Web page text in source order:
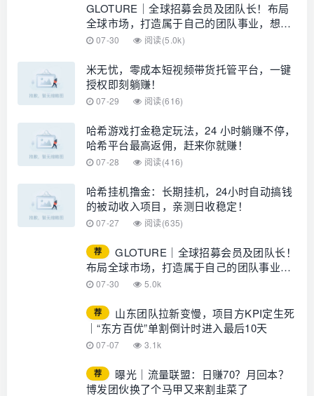
GLOTURE｜全球招募会员及团队长！布局
全球市场，打造属于自己的团队事业，想增
加收入？想打造团队？加入 GLOTURE！
07-30 阅读(5.0k)
米无忧，零成本短视频带货托管平台，一键
授权即刻躺赚！
07-29 阅读(616)
哈希游戏打金稳定玩法，24 小时躺赚不停，
哈希平台最高返佣，赶来你就赚！
07-28 阅读(416)
哈希挂机撸金：长期挂机，24小时自动搞钱
的被动收入项目，亲测日收稳定！
07-27 阅读(635)
荐
GLOTURE｜全球招募会员及团队长！
布局全球市场，打造属于自己的团队事业，
想增加收入？想打造团队？加入
07-30 5.0k
荐
山东团队拉新变慢，项目方KPI定生死
｜“东方百优”单割倒计时进入最后10天
07-07 3.1k
荐
曝光｜流量联盟：日赚70？月回本？
博发团伙换了个马甲又来割韭菜了